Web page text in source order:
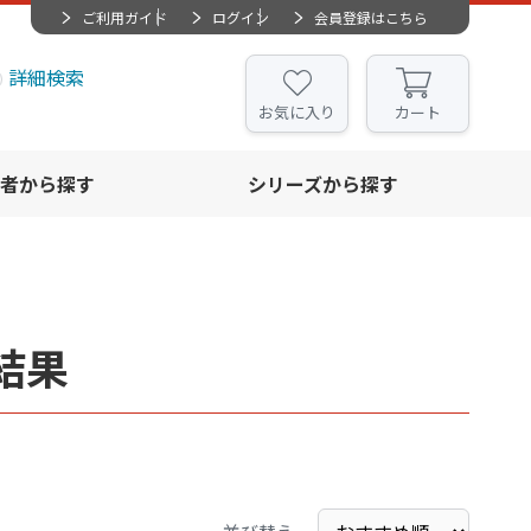
ご利用ガイド ログイン 会員登録はこちら
詳細検索
お気に入り カート
から探す シリーズから探す
果